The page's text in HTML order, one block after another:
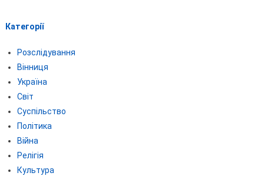
Категорії
Розслідування
Вінниця
Україна
Світ
Суспільство
Політика
Війна
Релігія
Культура